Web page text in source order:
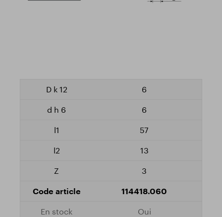
6
6
57
13
3
114418.060
Oui